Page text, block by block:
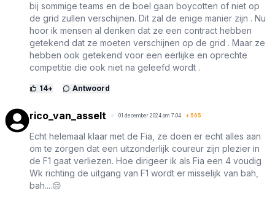
bij sommige teams en de boel gaan boycotten of niet op
de grid zullen verschijnen. Dit zal de enige manier zijn . Nu
hoor ik mensen al denken dat ze een contract hebben
getekend dat ze moeten verschijnen op de grid . Maar ze
hebben ook getekend voor een eerlijke en oprechte
competitie die ook niet na geleefd wordt .
14+ Antwoord
rico_van_asselt 01 december 2024 om 7:04 + 565
Echt helemaal klaar met de Fia, ze doen er echt alles aan
om te zorgen dat een uitzonderlijk coureur zijn plezier in
de F1 gaat verliezen. Hoe dirigeer ik als Fia een 4 voudig
Wk richting de uitgang van F1 wordt er misselijk van bah,
bah....😔